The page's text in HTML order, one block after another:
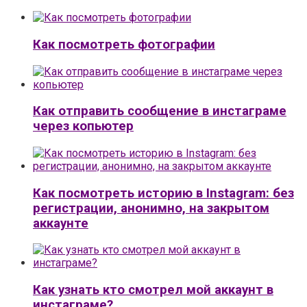
Как посмотреть фотографии
Как отправить сообщение в инстаграме
через копьютер
Как посмотреть историю в Instagram: без
регистрации, анонимно, на закрытом
аккаунте
Как узнать кто смотрел мой аккаунт в